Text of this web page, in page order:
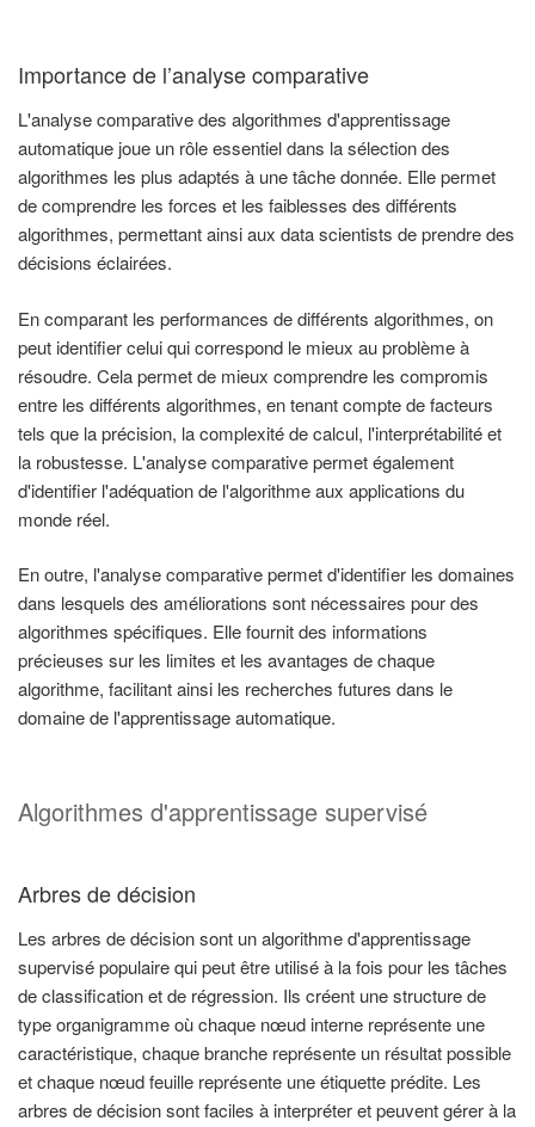
Importance de l’analyse comparative
L'analyse comparative des algorithmes d'apprentissage
automatique joue un rôle essentiel dans la sélection des
algorithmes les plus adaptés à une tâche donnée. Elle permet
de comprendre les forces et les faiblesses des différents
algorithmes, permettant ainsi aux data scientists de prendre des
décisions éclairées.
En comparant les performances de différents algorithmes, on
peut identifier celui qui correspond le mieux au problème à
résoudre. Cela permet de mieux comprendre les compromis
entre les différents algorithmes, en tenant compte de facteurs
tels que la précision, la complexité de calcul, l'interprétabilité et
la robustesse. L'analyse comparative permet également
d'identifier l'adéquation de l'algorithme aux applications du
monde réel.
En outre, l'analyse comparative permet d'identifier les domaines
dans lesquels des améliorations sont nécessaires pour des
algorithmes spécifiques. Elle fournit des informations
précieuses sur les limites et les avantages de chaque
algorithme, facilitant ainsi les recherches futures dans le
domaine de l'apprentissage automatique.
Algorithmes d'apprentissage supervisé
Arbres de décision
Les arbres de décision sont un algorithme d'apprentissage
supervisé populaire qui peut être utilisé à la fois pour les tâches
de classification et de régression. Ils créent une structure de
type organigramme où chaque nœud interne représente une
caractéristique, chaque branche représente un résultat possible
et chaque nœud feuille représente une étiquette prédite. Les
arbres de décision sont faciles à interpréter et peuvent gérer à la